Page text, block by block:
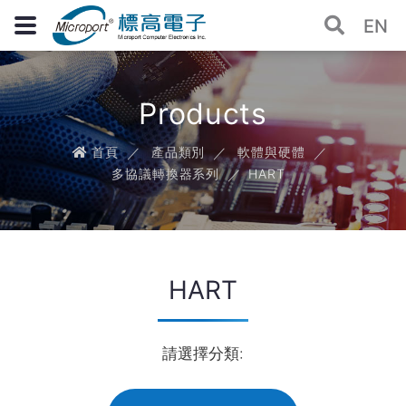
EN
Products
首頁 產品類別
軟體與硬體
多協議轉換器系列
HART
HART
請選擇分類: